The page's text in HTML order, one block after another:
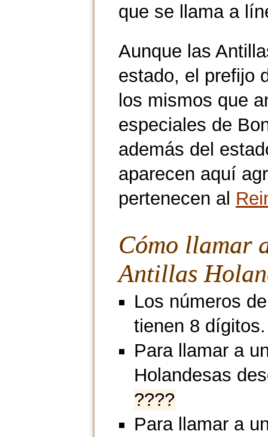
que se llama a
Aunque las
estado, el prefijo
los mismos que
especiales de
además del
aparecen aquí
pertenecen al
Cómo llamar
Antillas
Los números
tienen 8 dígitos.
Para llamar a
Holandesas
????
Para llamar a